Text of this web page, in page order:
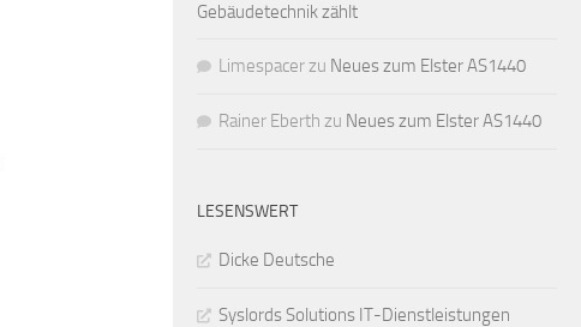
Gebäudetechnik zählt
Limespacerzu Neues zum Elster AS1440
Rainer Eberth zu Neues zum Elster AS1440
LESENSWERT
Dicke Deutsche
Syslords Solutions IT-Dienstleistungen